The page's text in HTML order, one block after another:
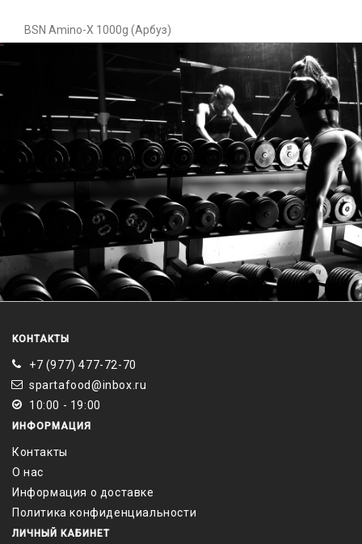
BSN Amino-X 1000g (Арбуз)
КОНТАКТЫ
+7 (977) 477-72-70
spartafood@inbox.ru
10:00 - 19:00
ИНФОРМАЦИЯ
Контакты
О нас
Информация о доставке
Политика конфиденциальности
ЛИЧНЫЙ КАБИНЕТ